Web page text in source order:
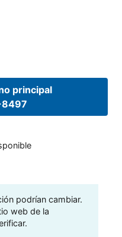
principal
podrían cambiar.
web de la